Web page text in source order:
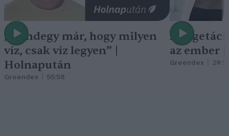
„Mindegy már, hogy milyen
víz, csak víz legyen” |
Holnapután
Greendex 55:58
A
az ember
Greendex